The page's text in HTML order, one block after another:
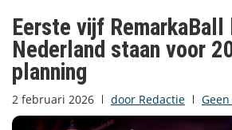
Eerste vijf
Nederland staan voor
planning
2 februari 2026 door Redactie